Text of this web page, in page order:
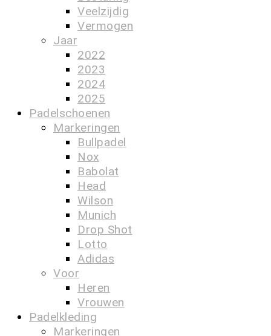
Veelzijdig
Vermogen
Jaar
2022
2023
2024
2025
Padelschoenen
Markeringen
Bullpadel
Nox
Babolat
Head
Wilson
Munich
Drop Shot
Lotto
Adidas
Voor
Heren
Vrouwen
Padelkleding
Markeringen